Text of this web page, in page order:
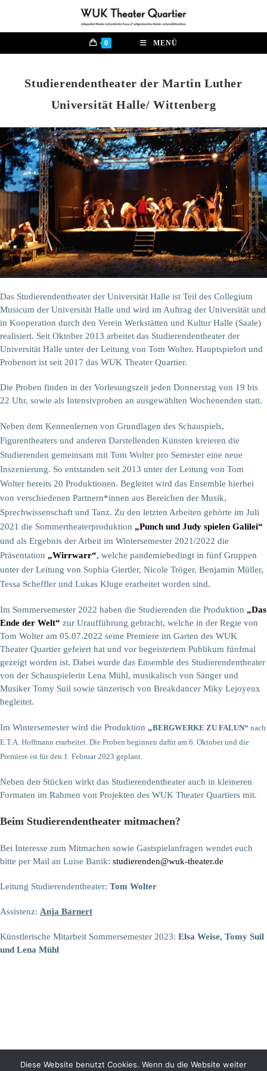
springen
0 MENÜ
Studierendentheater der Martin Luther
Universität Halle/ Wittenberg
Das Studierendentheater der Universität Halle ist Teil des Collegium
Musicum der Universität Halle und wird im Auftrag der Universität und
in Kooperation durch den Verein Werkstätten und Kultur Halle (Saale)
realisiert. Seit Oktober 2013 arbeitet das Studierendentheater der
Universität Halle unter der Leitung von Tom Wolter. Hauptspielort und
Probenort ist seit 2017 das WUK Theater Quartier.
Die Proben finden in der Vorlesungszeit jeden Donnerstag von 19 bis
22 Uhr, sowie als Intensivproben an ausgewählten Wochenenden statt.
Neben dem Kennenlernen von Grundlagen des Schauspiels,
Figurentheaters und anderen Darstellenden Künsten kreieren die
Studierenden gemeinsam mit Tom Wolter pro Semester eine neue
Inszenierung. So entstanden seit 2013 unter der Leitung von Tom
Wolter bereits 20 Produktionen. Begleitet wird das Ensemble hierbei
von verschiedenen Partnern*innen aus Bereichen der Musik,
Sprechwissenschaft und Tanz. Zu den letzten Arbeiten gehörte im Juli
2021 die Sommertheaterproduktion „Punch und Judy spielen Galilei“
und als Ergebnis der Arbeit im Wintersemester 2021/2022 die
Präsentation „Wirrwarr“, welche pandemiebedingt in fünf Gruppen
unter der Leitung von Sophia Giertler, Nicole Tröger, Benjamin Müller,
Tessa Scheffler und Lukas Kluge erarbeitet worden sind.
Im Sommersemester 2022 haben die Studierenden die Produktion „Das
Ende der Welt“ zur Uraufführung gebracht, welche in der Regie von
Tom Wolter am 05.07.2022 seine Premiere im Garten des WUK
Theater Quartier gefeiert hat und vor begeistertem Publikum fünfmal
gezeigt worden ist. Dabei wurde das Ensemble des Studierendentheater
von der Schauspielerin Lena Mühl, musikalisch von Sänger und
Musiker Tomy Suil sowie tänzerisch von Breakdancer Miky Lejoyeux
begleitet.
Im Wintersemester wird die Produktion „BERGWERKE ZU FALUN“ nach
E.T.A. Hoffmann erarbeitet. Die Proben beginnen dafür am 6. Oktober und die
Premiere ist für den 1. Februar 2023 geplant.
Neben den Stücken wirkt das Studierendentheater auch in kleineren
Formaten im Rahmen von Projekten des WUK Theater Quartiers mit.
Beim Studierendentheater mitmachen?
Bei Interesse zum Mitmachen sowie Gastspielanfragen wendet euch
bitte per Mail an Luise Banik: studierenden@wuk-theater.de
Leitung Studierendentheater: Tom Wolter
Assistenz: Anja Barnert
Künstlerische Mitarbeit Sommersemester 2023: Elsa Weise, Tomy Suil
und Lena Mühl
Diese Website benutzt Cookies. Wenn du die Website weiter